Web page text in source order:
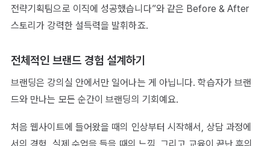
전략기획팀으로 이직에 성공했습니다”와 같은 Before & After
스토리가 강력한 설득력을 발휘하죠.
전체적인 브랜드 경험 설계하기
브랜딩은 강의실 안에서만 일어나는 게 아닙니다. 학습자가 브랜
드와 만나는 모든 순간이 브랜딩의 기회예요.
처음 웹사이트에 들어왔을 때의 인상부터 시작해서, 상담 과정에